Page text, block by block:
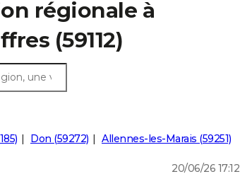
régionale à
(59112)
Don (59272) Allennes-les-Marais (59251)
20/06/26 17:12